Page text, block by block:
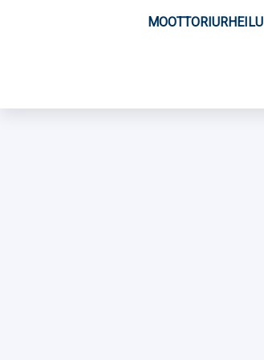
MOOTTORIURHEILU